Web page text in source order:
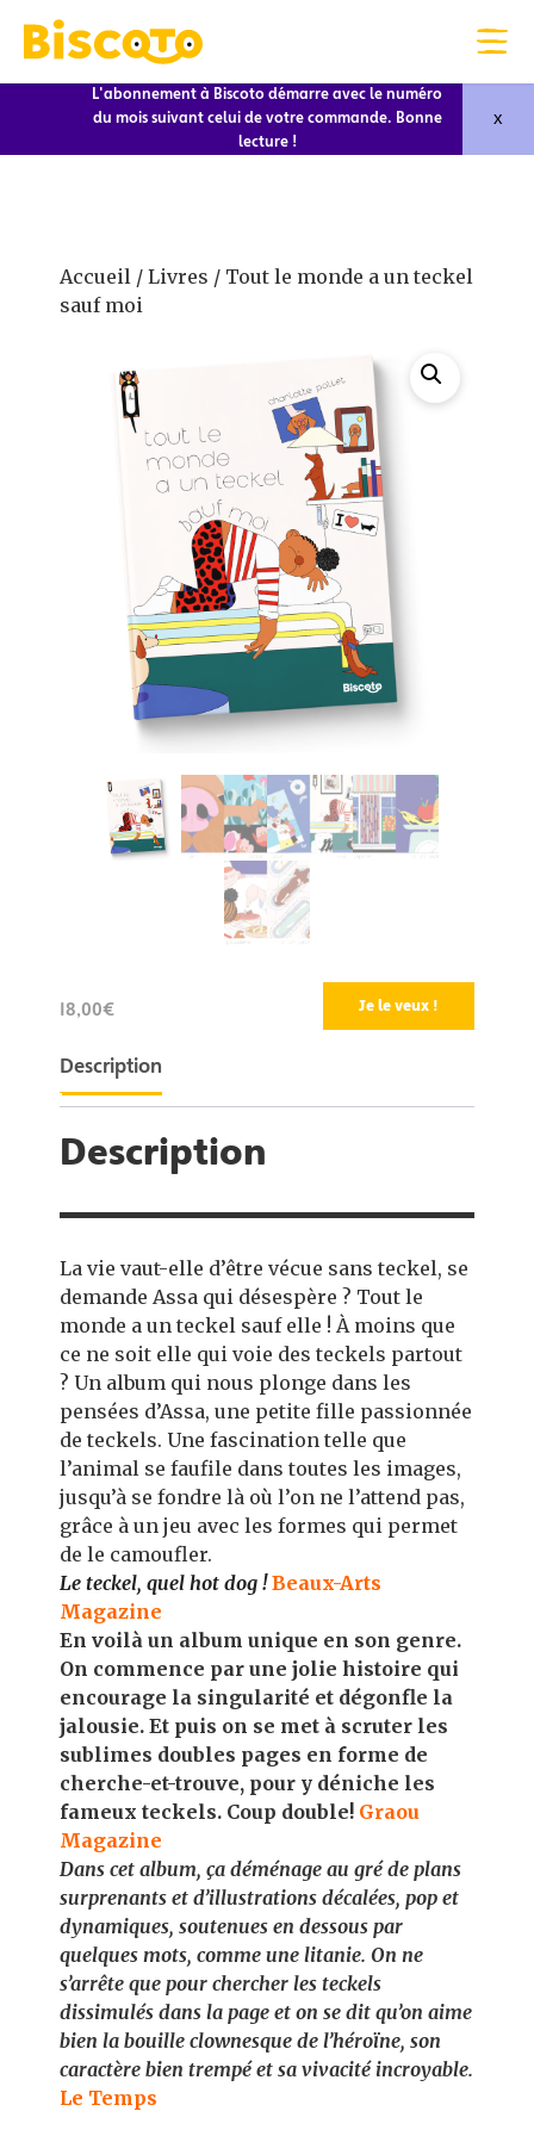
L'abonnement à Biscoto démarre avec le numéro
du mois suivant celui de votre commande. Bonne
lecture !
x
Accueil / Livres / Tout le monde a un teckel
sauf moi
18,00€ Je le veux !
Description
Description
La vie vaut-elle d’être vécue sans teckel, se
demande Assa qui désespère ? Tout le
monde a un teckel sauf elle ! À moins que
ce ne soit elle qui voie des teckels partout
? Un album qui nous plonge dans les
pensées d’Assa, une petite fille passionnée
de teckels. Une fascination telle que
l’animal se faufile dans toutes les images,
jusqu’à se fondre là où l’on ne l’attend pas,
grâce à un jeu avec les formes qui permet
de le camoufler.
Le teckel, quel hot dog !Beaux-Arts
Magazine
En voilà un album unique en son genre.
On commence par une jolie histoire qui
encourage la singularité et dégonfle la
jalousie. Et puis on se met à scruter les
sublimes doubles pages en forme de
cherche-et-trouve, pour y déniche les
fameux teckels. Coup double! Graou
Magazine
Dans cet album, ça déménage au gré de plans
surprenants et d’illustrations décalées, pop et
dynamiques, soutenues en dessous par
quelques mots, comme une litanie. On ne
s’arrête que pour chercher les teckels
dissimulés dans la page et on se dit qu’on aime
bien la bouille clownesque de l’héroïne, son
caractère bien trempé et sa vivacité incroyable.
Le Temps